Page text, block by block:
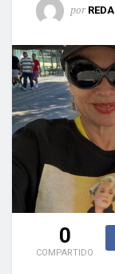
por
0
COMPARTIDO